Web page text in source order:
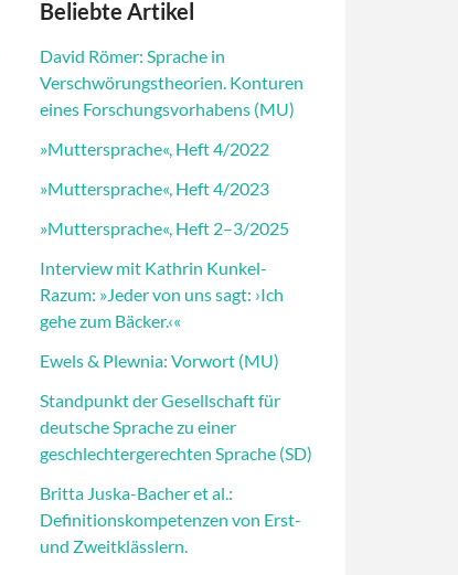
Beliebte Artikel
David Römer: Sprache in
Verschwörungstheorien. Konturen
eines Forschungsvorhabens (MU)
»Muttersprache«, Heft 4/2022
»Muttersprache«, Heft 4/2023
»Muttersprache«, Heft 2–3/2025
Interview mit Kathrin Kunkel-
Razum: »Jeder von uns sagt: ›Ich
gehe zum Bäcker.‹«
Ewels & Plewnia: Vorwort (MU)
Standpunkt der Gesellschaft für
deutsche Sprache zu einer
geschlechtergerechten Sprache (SD)
Britta Juska-Bacher et al.:
Definitionskompetenzen von Erst-
und Zweitklässlern.